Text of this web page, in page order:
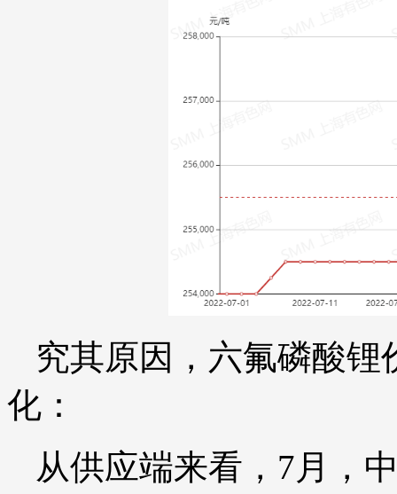
究其原因，六氟磷酸
化：
从供应端来看，7月，